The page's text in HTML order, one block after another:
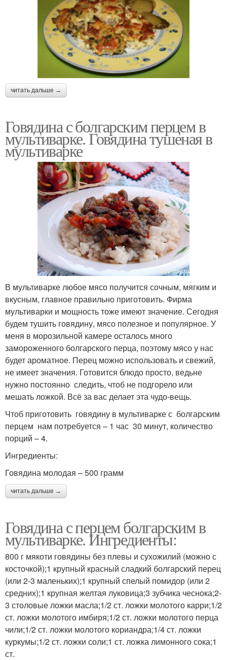
читать дальше →
Говядина с болгарским перцем в
мультиварке. Говядина тушеная в
мультиварке
В мультиварке любое мясо получится сочным, мягким и
вкусным, главное правильно приготовить. Фирма
мультиварки и мощность тоже имеют значение. Сегодня
будем тушить говядину, мясо полезное и популярное. У
меня в морозильной камере осталось много
замороженного болгарского перца, поэтому мясо у нас
будет ароматное. Перец можно использовать и свежий,
не имеет значения. Готовится блюдо просто, ведьне
нужно постоянно следить, чтоб не подгорело или
мешать ложкой. Всё за вас делает эта чудо-вещь.
Чтоб приготовить говядину в мультиварке с болгарским
перцем нам потребуется – 1 час 30 минут, количество
порций – 4.
Ингредиенты:
Говядина молодая – 500 грамм
читать дальше →
Говядина с перцем болгарским в
мультиварке. Ингредиенты:
800 г мякоти говядины без плевы и сухожилий (можно с
косточкой);1 крупный красный сладкий болгарский перец
(или 2-3 маленьких);1 крупный спелый помидор (или 2
средних);1 крупная желтая луковица;3 зубчика чеснока;2-
3 столовые ложки масла;1/2 ст. ложки молотого карри;1/2
ст. ложки молотого имбиря;1/2 ст. ложки молотого перца
чили;1/2 ст. ложки молотого кориандра;1/4 ст. ложки
куркумы;1/2 ст. ложки соли;1 ст. ложка лимонного сока;1
ст.